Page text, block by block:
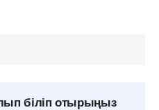
біліп отырыңыз